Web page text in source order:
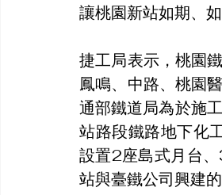
讓桃園新站如期、
捷工局表示，桃園
鳳鳴、中路、桃園
通部鐵道局為於施
站路段鐵路地下化
設置2座島式月台
站與臺鐵公司興建